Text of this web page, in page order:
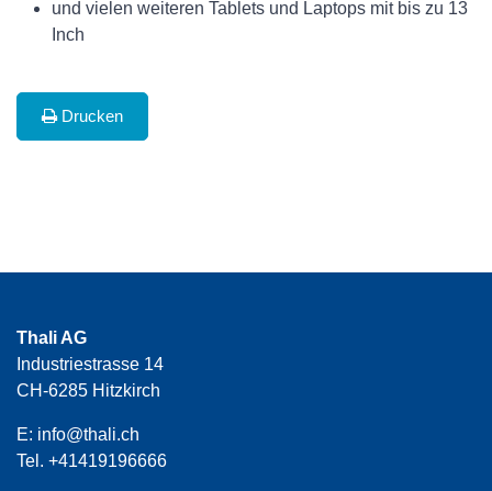
und vielen weiteren Tablets und Laptops mit bis zu 13
Inch
Drucken
Thali AG
Industriestrasse 14
CH-6285 Hitzkirch
E: info@thali.ch
Tel. +41419196666